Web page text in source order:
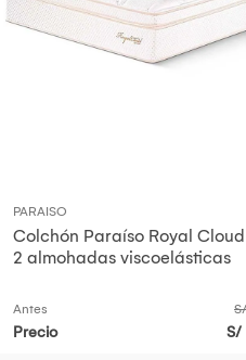
PARAISO
Colchón Paraíso Royal
2 almohadas viscoelásticas
Antes
Precio S/